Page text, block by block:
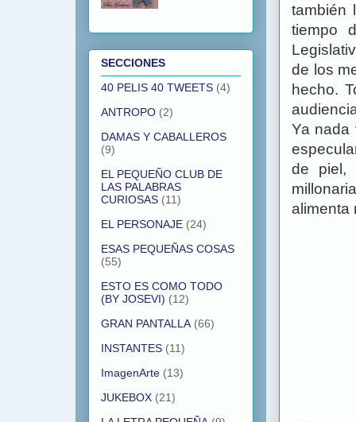
también
tiempo
de los
hecho.
Ya nada
de piel,
alimenta
SECCIONES
40 PELIS 40 TWEETS (4)
ANTROPO (2)
DAMAS Y CABALLEROS
(9)
EL PEQUEÑO CLUB DE
LAS PALABRAS
CURIOSAS (11)
EL PERSONAJE (24)
ESAS PEQUEÑAS COSAS
(55)
ESTO ES COMO TODO
(BY JOSEVI) (12)
GRAN PANTALLA (66)
INSTANTES (11)
ImagenArte (13)
JUKEBOX (21)